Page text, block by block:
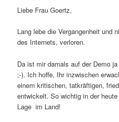
Liebe Frau Goertz,
Lang lebe die Vergangenheit und
des Internets, verloren.
Da ist mir damals auf der Demo
;-). Ich hoffe, Ihr inzwischen
einem kritischen, tatkräftigen,
entwickelt. So wichtig in der
Lage im Land!